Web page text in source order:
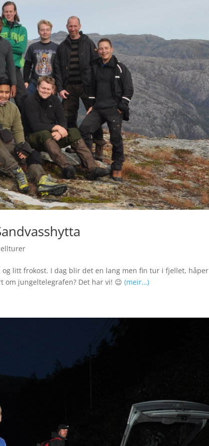
litt frokost. I dag blir det en lang men fin tur i fjellet, håper
om jungeltelegrafen? Det har vi! 😉 (meir…)